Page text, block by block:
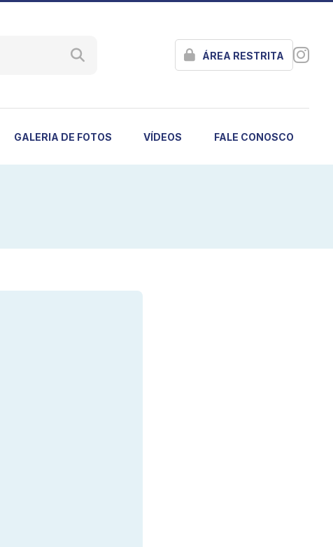
ÁREA RESTRITA
GALERIA DE FOTOS VÍDEOS FALE CONOSCO